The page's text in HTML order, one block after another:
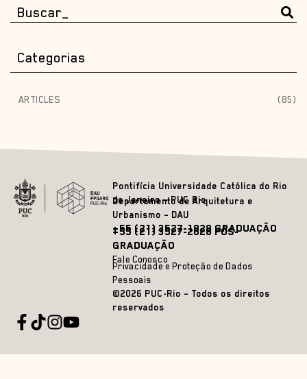
Categorias
ARTICLES (85)
Pontifícia Universidade Católica do Rio
de Janeiro – PUC Rio
Departamento de Arquitetura e
Urbanismo – DAU
+55 (21) 3527-1828 GRADUAÇÃO
+55 (21) 3527-2628 PÓS-
GRADUAÇÃO
Fale Conosco
Privacidade e Proteção de Dados
Pessoais
©2026 PUC-Rio – Todos os direitos
reservados